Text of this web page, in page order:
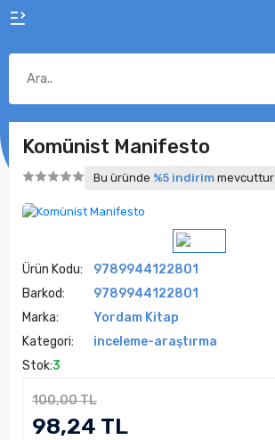
Komünist Manifesto
Bu üründe %5 indirim mevcuttur
Ürün Kodu:
9789944122801
Barkod:
9789944122801
Marka:
Yordam Kitap
Kategori:
inceleme-araştırma
Stok:3
100,00 TL
98,24 TL